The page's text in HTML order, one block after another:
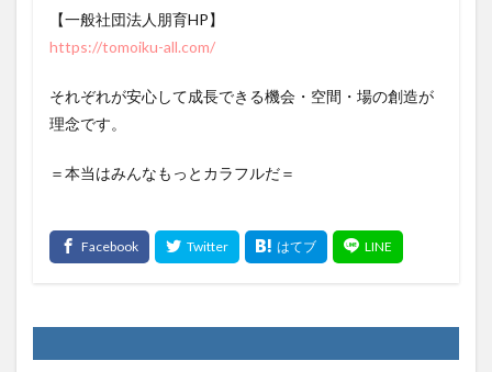
【一般社団法人朋育HP】
https://tomoiku-all.com/
それぞれが安心して成長できる機会・空間・場の創造が
理念です。
＝本当はみんなもっとカラフルだ＝